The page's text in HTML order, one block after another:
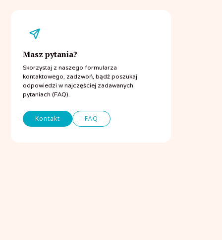
Masz pytania?
Skorzystaj z naszego formularza
kontaktowego, zadzwoń, bądź poszukaj
odpowiedzi w najczęściej zadawanych
pytaniach (FAQ).
Kontakt FAQ